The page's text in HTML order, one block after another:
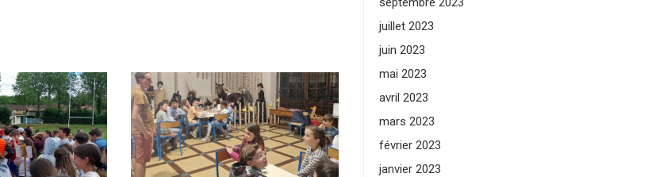
juillet 2023
juin 2023
mai 2023
avril 2023
mars 2023
février 2023
janvier 2023